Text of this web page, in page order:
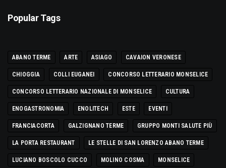
Popular Tags
ABANO TERME ARTE ASIAGO CAVAION VERONESE
CHIOGGIA COLLI EUGANEI CONCORSO LETTERARIO MONSELICE
CONCORSO LETTERARIO NAZIONALE DI MONSELICE CULTURA
ENOGASTRONOMIA ENOLITECH ESTE EVENTI
FRANCIACORTA GALZIGNANO TERME GRUPPO MONTI SALUTE PIÙ
LA PORTA RESTAURANT LE STELLE DI SAN LORENZO ABANO TERME
LUCIANO BOSCOLO CUCCO MOLINO COSMA MONSELICE